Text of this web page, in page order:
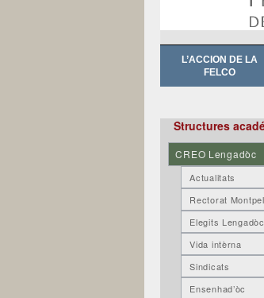
contenu
L’ACCION DE LA
FELCO
Structures
CREO Lengadòc
Actualitats
Rectorat
Elegits Lengadòc
Vida intèrna
Sindicats
Ensenhad’òc